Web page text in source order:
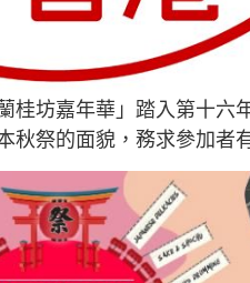
桂坊嘉年華」踏入第十六
秋祭的面貌，務求參加者